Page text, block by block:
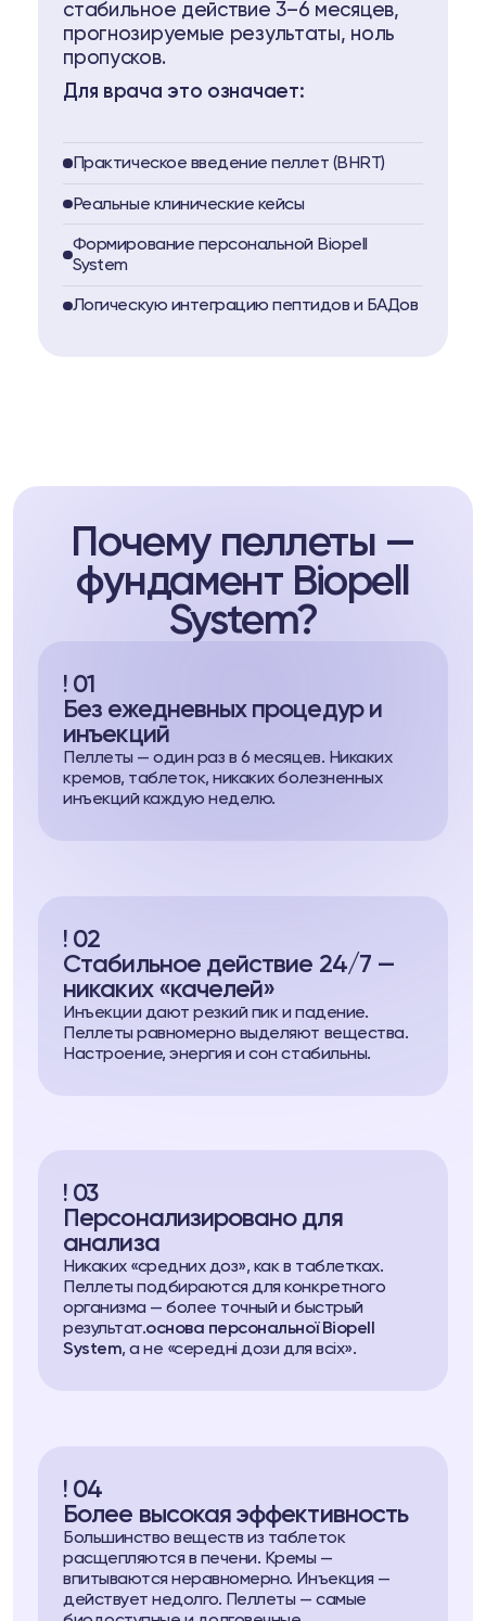
стабильное действие 3–6 месяцев,
прогнозируемые результаты, ноль
пропусков.
Для врача это означает:
Практическое введение пеллет (BHRT)
Реальные клинические кейсы
Формирование персональной Biopell
System
Логическую интеграцию пептидов и БАДов
Почему пеллеты —
фундамент Biopell
System?
! 01
Без ежедневных процедур и
инъекций
Пеллеты — один раз в 6 месяцев. Никаких
кремов, таблеток, никаких болезненных
инъекций каждую неделю.
! 02
Стабильное действие 24/7 —
никаких «качелей»
Инъекции дают резкий пик и падение.
Пеллеты равномерно выделяют вещества.
Настроение, энергия и сон стабильны.
! 03
Персонализировано для
анализа
Никаких «средних доз», как в таблетках.
Пеллеты подбираются для конкретного
организма — более точный и быстрый
результат.основа персональної Biopell
System, а не «середні дози для всіх».
! 04
Более высокая эффективность
Большинство веществ из таблеток
расщепляются в печени. Кремы —
впитываются неравномерно. Инъекция —
действует недолго. Пеллеты — самые